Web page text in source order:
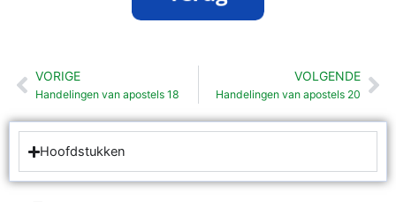
Vorige
VORIGE
Handelingen van apostels 18
VOLGENDE
Handelingen van apostels 20
Hoofdstukken